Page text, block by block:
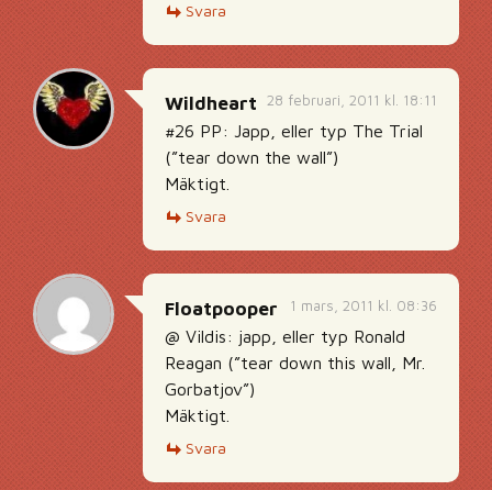
Svara
28 februari, 2011 kl. 18:11
Wildheart
#26 PP: Japp, eller typ The Trial
(”tear down the wall”)
Mäktigt.
Svara
1 mars, 2011 kl. 08:36
Floatpooper
@ Vildis: japp, eller typ Ronald
Reagan (”tear down this wall, Mr.
Gorbatjov”)
Mäktigt.
Svara